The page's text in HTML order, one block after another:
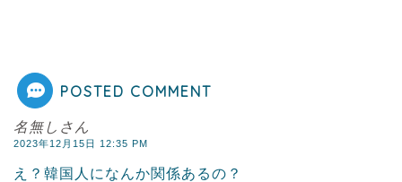
POSTED COMMENT
名無しさん
2023年12月15日 12:35 PM
え？韓国人になんか関係あるの？